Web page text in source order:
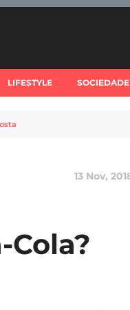
LIFESTYLE SOCIEDADE
13 Nov,